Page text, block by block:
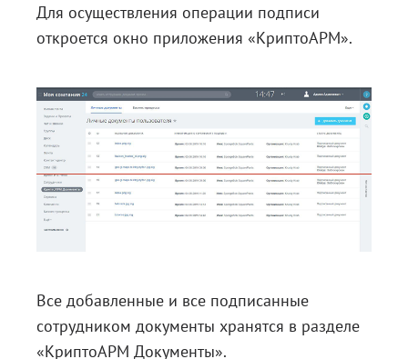
Для осуществления операции подписи
откроется окно приложения «КриптоАРМ».
Все добавленные и все подписанные
сотрудником документы хранятся в разделе
«КриптоАРМ Документы».